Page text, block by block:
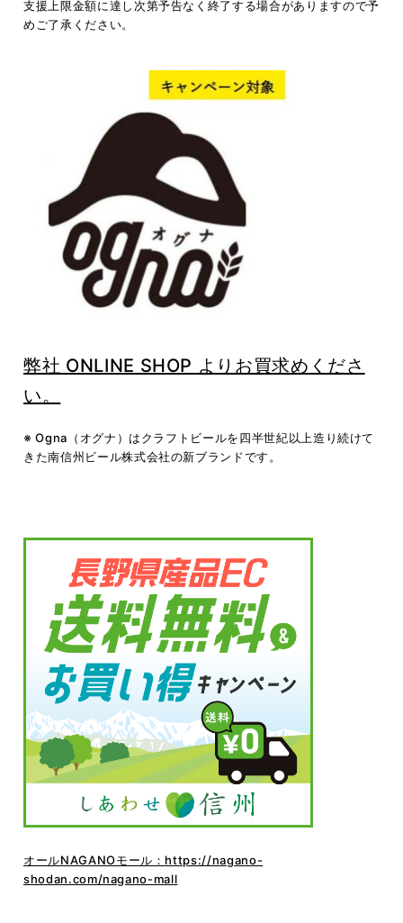
支援上限金額に達し次第予告なく終了する場合がありますので予
めご了承ください。
弊社 ONLINE SHOP よりお買求めくださ
い。
※ Ogna（オグナ）はクラフトビールを四半世紀以上造り続けて
きた南信州ビール株式会社の新ブランドです。
オールNAGANOモール： https://nagano-
shodan.com/nagano-mall